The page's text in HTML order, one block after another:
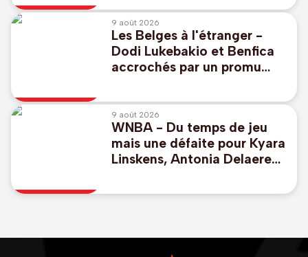
9 août 2026
Les Belges à l'étranger -
Dodi Lukebakio et Benfica
accrochés par un promu
championnat
9 août 2026
WNBA - Du temps de jeu
mais une défaite pour Kyara
Linskens, Antonia Delaere